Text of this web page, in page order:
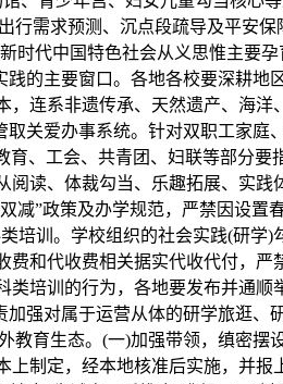
需求预测、沉点段疏导及平安
代中国特色社会从义思惟主要
的主要窗口。各地各校要深耕地
连系非遗传承、天然遗产、海
关爱办事系统。针对双职工家
、工会、共青团、妇联等部分
读、体裁勾当、乐趣拓展、实
”政策及办学规范，严禁因设置
训。学校组织的社会实践(研学
和代收费相关据实代收代付，
培训的行为，各地要发布并通
强对属于运营从体的研学旅逛、
育生态。(一)加强带领，缜密摆
制定，经本地核准后实施，并